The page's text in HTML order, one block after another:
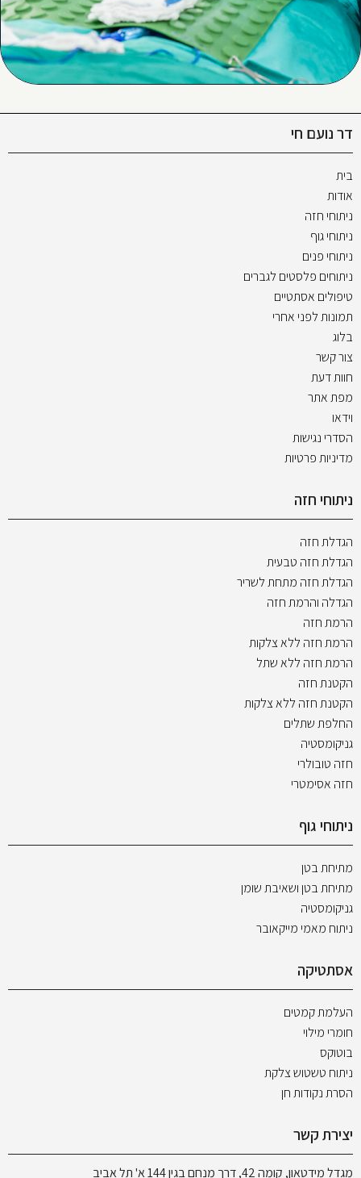
דר נועם חי
בית
אודות
ניתוחי חזה
ניתוחי גוף
ניתוחי פנים
ניתוחים פלסטים לגברים
טיפולים אסתטיים
תמונות לפני אחרי
בלוג
צור קשר
חוות דעת
מפת אתר
וידאו
הסדרי נגישות
מדיניות פרטיות
ניתוחי חזה
הגדלת חזה
הגדלת חזה טבעית
הגדלת חזה מתחת לשריר
הגדלה והרמת חזה
הרמת חזה
הרמת חזה ללא צלקות
הרמת חזה ללא שתל
הקטנת חזה
הקטנת חזה ללא צלקות
החלפת שתלים
גניקומסטיה
חזה טובולרי
חזה אסימטרי
ניתוחי גוף
מתיחת בטן
מתיחת בטן ושאיבת שומן
גניקומסטיה
ניתוח מאמי מייקאובר
אסתטיקה
העלמת קמטים
חומרי מילוי
בוטוקס
ניתוח טשטוש צלקת
הסרת נקודות חן
יצירת קשר
מגדל מידטאון, קומה 42, דרך מנחם בגין 144 א' תל אביב